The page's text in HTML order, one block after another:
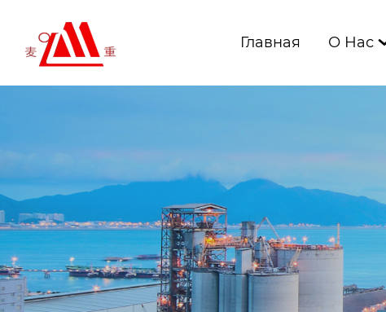
Главная О Нас